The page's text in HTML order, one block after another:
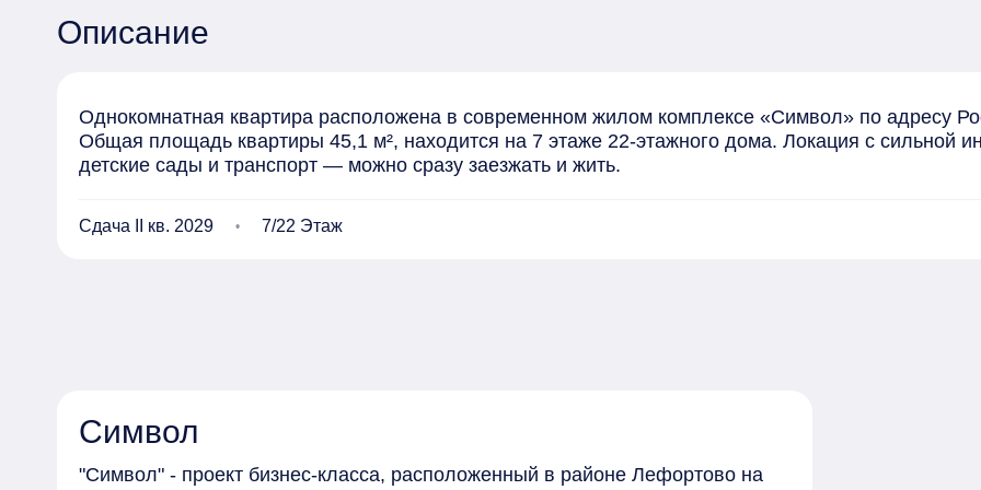
Описание
Однокомнатная квартира расположена в современном жилом комплексе «Символ» по адресу
Общая площадь квартиры 45,1 м², находится на 7 этаже 22-этажного дома. Локация с сильной
детские сады и транспорт — можно сразу заезжать и жить.
Сдача II кв. 2029 7/22 Этаж
Символ
"Символ" - проект бизнес-класса, расположенный в районе Лефортово на